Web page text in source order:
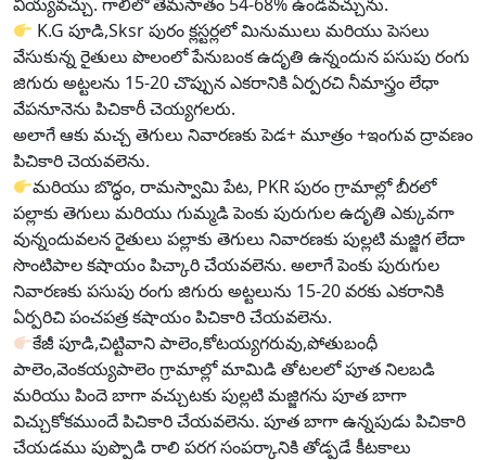
K.G పూడి,Sksr పురం క్లస్టర్లలో మినుములు మరియు పెసలు
వేసుకున్న రైతులు పొలంలో పేనుబంక ఉదృతి ఉన్నందున పసుపు రంగు
జిగురు అట్టలను 15-20 చొప్పున ఎకరానికి ఏర్పరచి నీమాస్త్రం లేధా
వేపనూనెను పిచికారీ చెయ్యగలరు.
అలాగే ఆకు మచ్చ తెగులు నివారణకు పెడ+ మూత్రం +ఇంగువ ద్రావణం
పిచికారి చెయవలెను.
మరియు బొద్ధం, రామస్వామి పేట, PKR పురం గ్రామాల్లో బీరలో
పల్లాకు తెగులు మరియు గుమ్మడి పెంకు పురుగుల ఉదృతి ఎక్కువగా
వున్నందువలన రైతులు పల్లాకు తెగులు నివారణకు పుల్లటి మజ్జిగ లేదా
సొంటిపాల కషాయం పిచ్కారి చేయవలెను. అలాగే పెంకు పురుగుల
నివారణకు పసుపు రంగు జిగురు అట్టలును 15-20 వరకు ఎకరానికి
ఏర్పరిచి పంచపత్ర కషాయం పిచికారి చేయవలెను.
కేజీ పూడి,చిట్టివాని పాలెం,కోటయ్యగరువు,పోతుబంధీ
పాలెం,వెంకయ్యపాలెం గ్రామాల్లో మామిడి తోటలలో పూత నిలబడి
మరియు పిందె బాగా వచ్చుటకు పుల్లటి మజ్జిగను పూత బాగా
విచ్చుకోకముందే పిచికారి చేయవలెను. పూత బాగా ఉన్నపుడు పిచికారి
చేయడము పుప్పొడి రాలి పరగ సంపర్కానికి తోడ్పడే కీటకాలు